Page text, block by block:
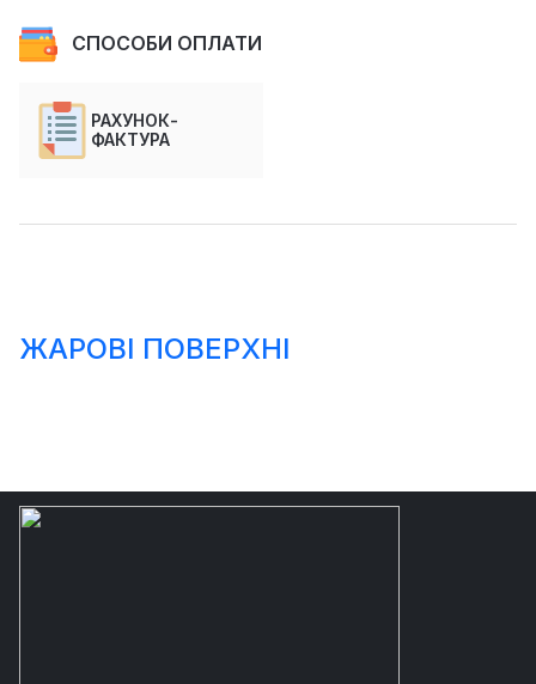
СПОСОБИ ОПЛАТИ
РАХУНОК-
ФАКТУРА
ЖАРОВІ ПОВЕРХНІ